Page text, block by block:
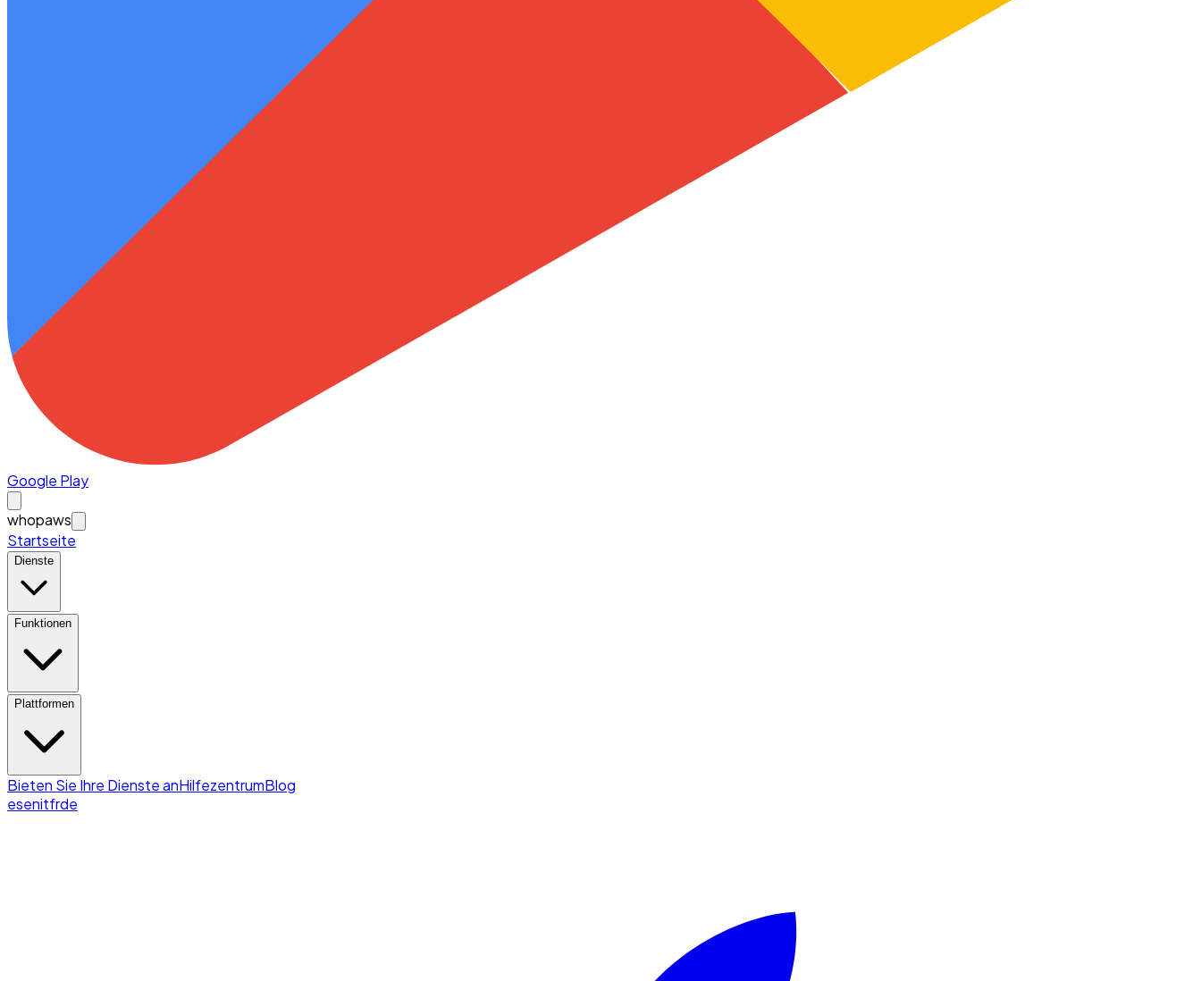
Google Play
whopaws
Startseite
Dienste
Funktionen
Plattformen
Bieten Sie Ihre Dienste anHilfezentrumBlog
esenitfrde